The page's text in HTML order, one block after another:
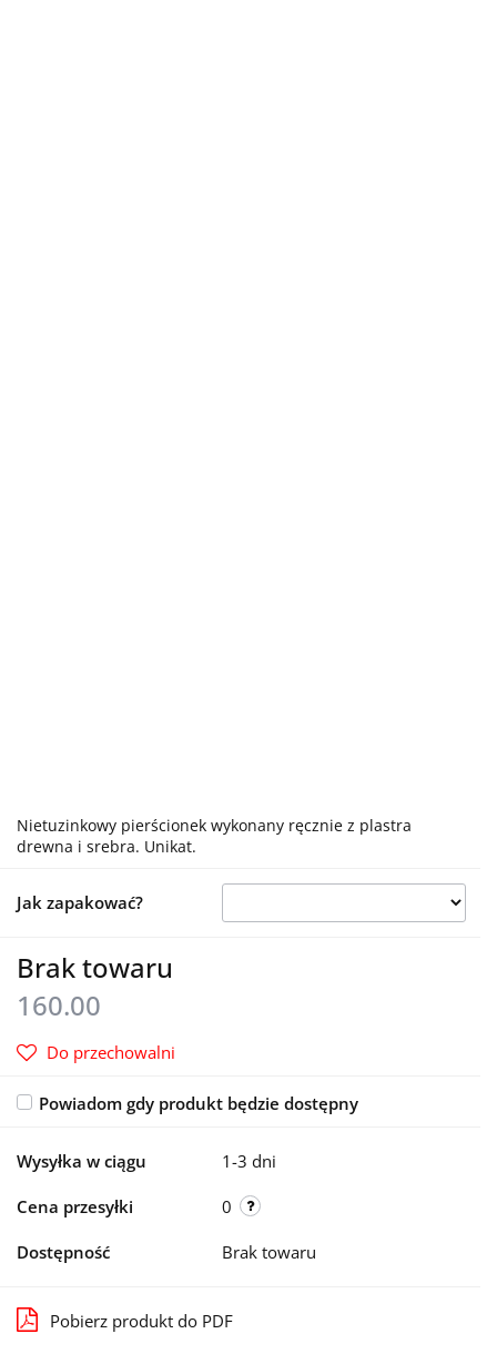
Nietuzinkowy pierścionek wykonany ręcznie z plastra
drewna i srebra. Unikat.
Jak zapakować?
Brak towaru
160.00
Do przechowalni
Powiadom gdy produkt będzie dostępny
Wysyłka w ciągu 1-3 dni
Cena przesyłki 0
Dostępność Brak towaru
Pobierz produkt do PDF